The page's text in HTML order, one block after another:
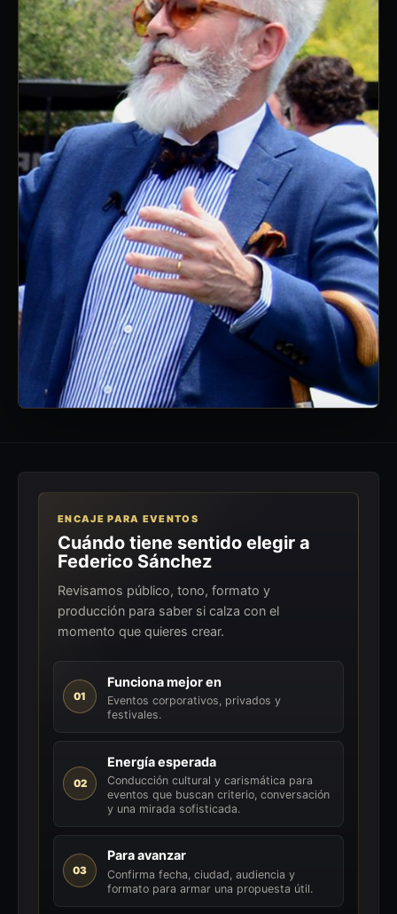
ENCAJE PARA EVENTOS
Cuándo tiene sentido elegir a
Federico Sánchez
Revisamos público, tono, formato y
producción para saber si calza con el
momento que quieres crear.
01
Funciona mejor en
Eventos corporativos, privados y
festivales.
02
Energía esperada
Conducción cultural y carismática para
eventos que buscan criterio, conversación
y una mirada sofisticada.
03
Para avanzar
Confirma fecha, ciudad, audiencia y
formato para armar una propuesta útil.